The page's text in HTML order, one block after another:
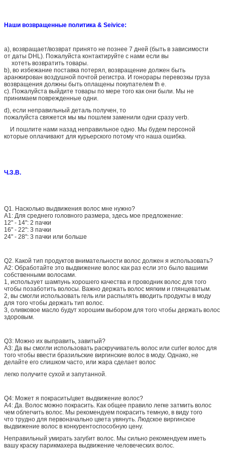
Наши возвращенные политика & Seivice:
a), возвращает/возврат принято не познее 7 дней (быть в зависимости
от даты DHL). Пожалуйста контактируйте с нами если вы
хотеть возвратить товары.
b), во избежание поставка потерял, возвращение должен быть
аранжирован воздушной почтой регистра. И гонорары перевозкы груза
возвращения должны быть оплащены покупателем th e.
c). Пожалуйста выйдите товары по мере того как они были. Мы не
принимаем поврежденные одни.
d), если неправильный деталь получен, то
пожалуйста свяжется мы мы пошлем заменили одни сразу verb.
И пошлите нами назад неправильное одно. Мы будем персоной
которые оплачивают для курьерского потому что наша ошибка.
Ч.З.В.
Q1. Насколько выдвижения волос мне нужно?
A1: Для среднего головного размера, здесь мое предложение:
12" - 14": 2 пачки
16" - 22": 3 пачки
24" - 28": 3 пачки или больше
Q2. Какой тип продуктов внимательности волос должен я использовать?
A2: Обработайте это выдвижение волос как раз если это было вашими
собственными волосами.
1, использует шампунь хорошего качества и проводник волос для того
чтобы позаботить волосы. Важно держать волос мягким и глянцеватым.
2, вы смогли использовать гель или распылять вводить продукты в моду
для того чтобы держать тип волос.
3, оливковое масло будут хорошим выбором для того чтобы держать волос
здоровым.
Q3: Можно их выправить, завитый?
A3: Да вы смогли использовать раскручиватель волос или curler волос для
того чтобы ввести бразильские виргинские волос в моду. Однако, не
делайте его слишком часто, или жара сделает волос
легко получите сухой и запутанной.
Q4: Может я покрасить/цвет выдвижение волос?
A4: Да. Волос можно покрасить. Как общее правило легке затмить волос
чем облегчить волос. Мы рекомендуем покрасить темную, в виду того
что трудно для первоначально цвета увянуть. Людское виргинское
выдвижение волос в конкурентоспособную цену.
Неправильный умирать загубит волос. Мы сильно рекомендуем иметь
вашу краску парикмахера выдвижение человеческих волос.